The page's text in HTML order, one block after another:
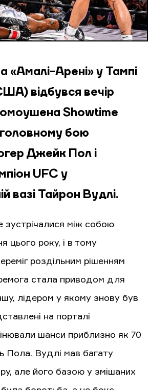
«Амалі-Арені» у Тампі
відбувся вечір
Showtime
бою
Джейк Пол і
UFC у
вазі Тайрон Вудлі.
зустрічалися між собою
цього року, і в тому
роздільним рішенням
стала приводом для
лідером у якому знову був
на порталі
шанси приблизно як 70
Пола. Вудлі мав багату
але його базою у змішаних